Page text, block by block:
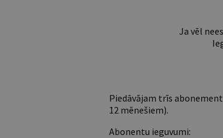
Ja vēl
Piedāvājam trīs
12 mēnešiem).
Abonentu ieguvumi: